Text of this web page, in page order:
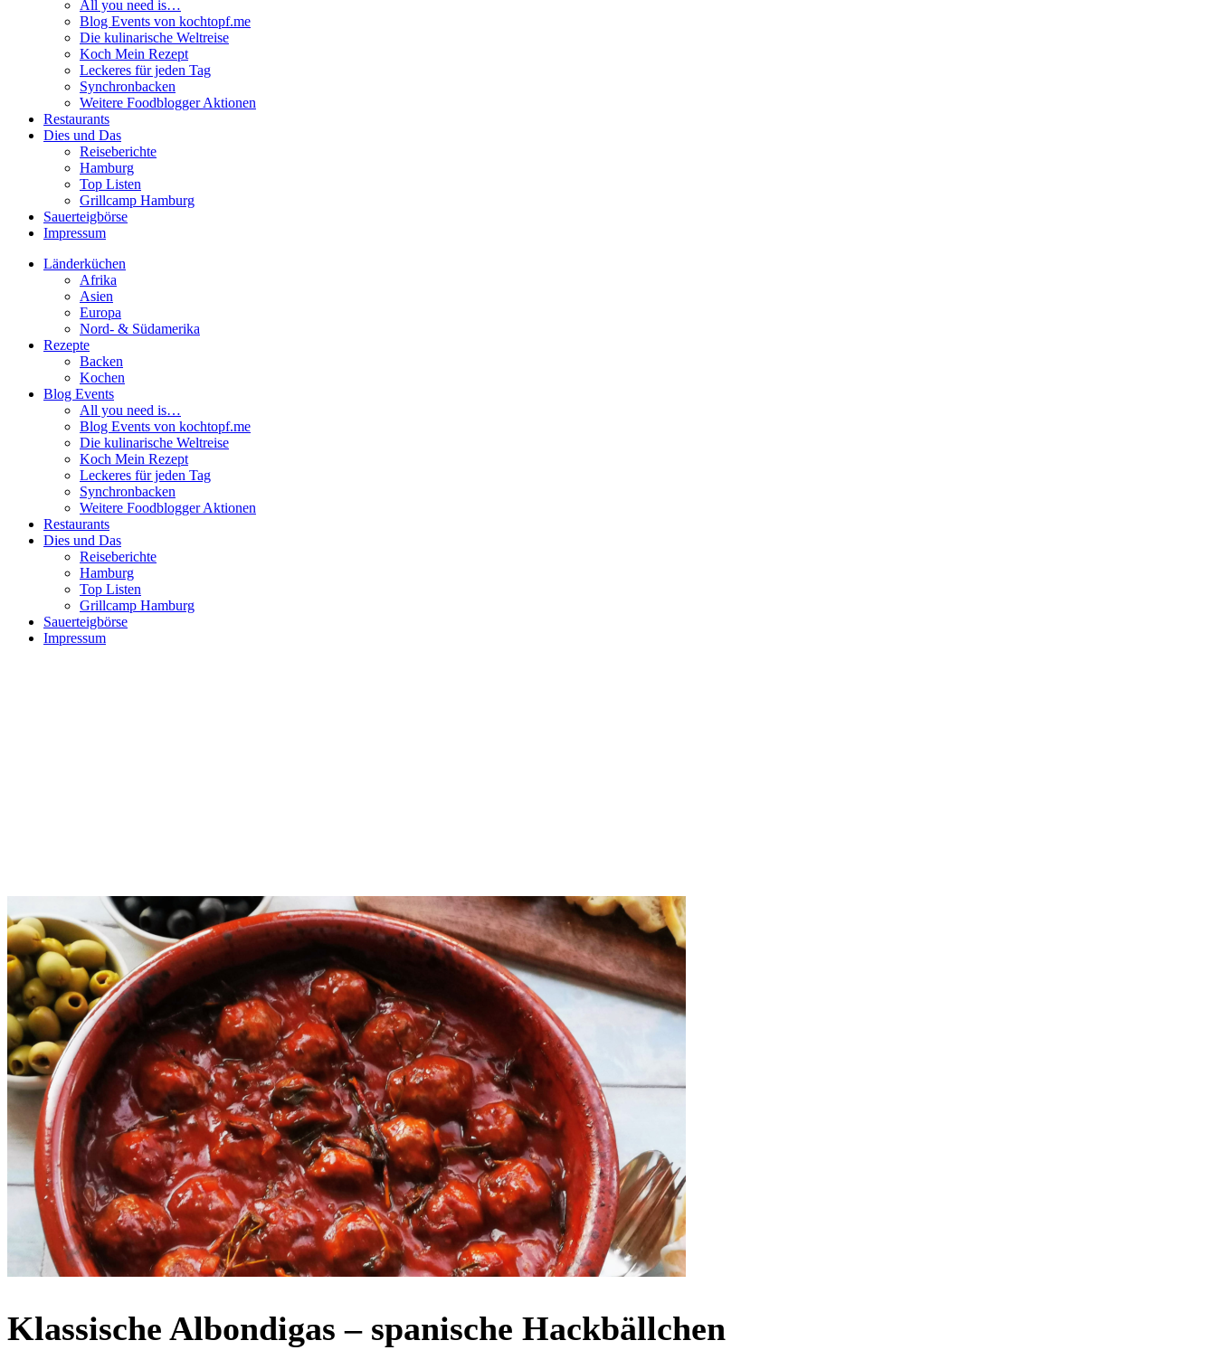
All you need is…
Blog Events von kochtopf.me
Die kulinarische Weltreise
Koch Mein Rezept
Leckeres für jeden Tag
Synchronbacken
Weitere Foodblogger Aktionen
Restaurants
Dies und Das
Reiseberichte
Hamburg
Top Listen
Grillcamp Hamburg
Sauerteigbörse
Impressum
Länderküchen
Afrika
Asien
Europa
Nord- & Südamerika
Rezepte
Backen
Kochen
Blog Events
All you need is…
Blog Events von kochtopf.me
Die kulinarische Weltreise
Koch Mein Rezept
Leckeres für jeden Tag
Synchronbacken
Weitere Foodblogger Aktionen
Restaurants
Dies und Das
Reiseberichte
Hamburg
Top Listen
Grillcamp Hamburg
Sauerteigbörse
Impressum
Klassische Albondigas – spanische Hackbällchen